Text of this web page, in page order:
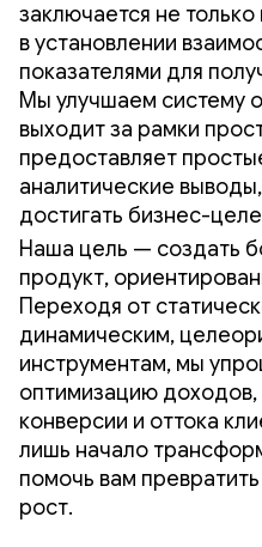
заключается не
в установлении
показателями для
Мы улучшаем систему
выходит за рамки
предоставляет
аналитические
достигать бизнес-
Наша цель — создать
продукт,
Переходя от
динамическим,
инструментам, мы
оптимизацию
конверсии и оттока
лишь начало
помочь вам
рост.